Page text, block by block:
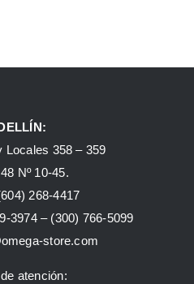
Locales 358 – 359
Nº 10-45.
268-4417
3974 – (300) 766-5099
store.com
atención: